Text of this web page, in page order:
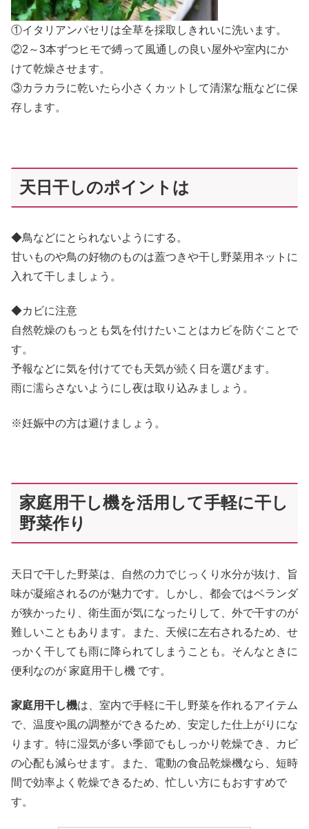
①イタリアンパセリは全草を採取しきれいに洗います。
②2～3本ずつヒモで縛って風通しの良い屋外や室内にか
けて乾燥させます。
③カラカラに乾いたら小さくカットして清潔な瓶などに保
存します。
天日干しのポイントは
◆鳥などにとられないようにする。
甘いものや鳥の好物のものは蓋つきや干し野菜用ネットに
入れて干しましょう。
◆カビに注意
自然乾燥のもっとも気を付けたいことはカビを防ぐことで
す。
予報などに気を付けてでも天気が続く日を選びます。
雨に濡らさないようにし夜は取り込みましょう。
※妊娠中の方は避けましょう。
家庭用干し機を活用して手軽に干し
野菜作り
天日で干した野菜は、自然の力でじっくり水分が抜け、旨
味が凝縮されるのが魅力です。しかし、都会ではベランダ
が狭かったり、衛生面が気になったりして、外で干すのが
難しいこともあります。また、天候に左右されるため、せ
っかく干しても雨に降られてしまうことも。そんなときに
便利なのが 家庭用干し機 です。
家庭用干し機は、室内で手軽に干し野菜を作れるアイテム
で、温度や風の調整ができるため、安定した仕上がりにな
ります。特に湿気が多い季節でもしっかり乾燥でき、カビ
の心配も減らせます。また、電動の食品乾燥機なら、短時
間で効率よく乾燥できるため、忙しい方にもおすすめで
す。